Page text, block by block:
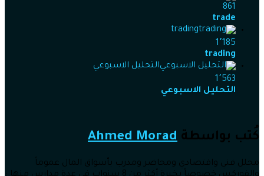
861
trade
trading
1٬185
trading
التحليل الاسبوعي
1٬563
التحليل الاسبوعي
كُتب بواسطة Ahmed Morad
محلل فني واقتصادي ومحاضر ومدرب بأسواق المال عموماً